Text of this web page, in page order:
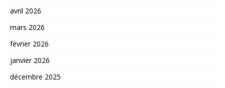
avril 2026
mars 2026
février 2026
janvier 2026
décembre 2025